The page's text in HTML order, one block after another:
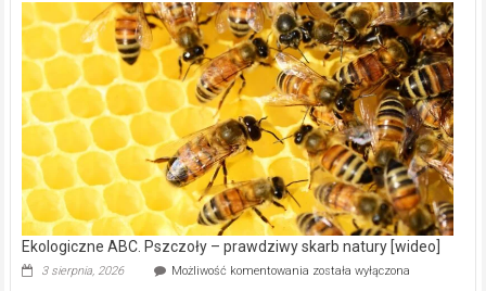
Wręczyca
Wielka
z
dofinansowaniem
ponad
15,6
mln
na
modernizację
oczyszczalni
ścieków
[wideo]
Ekologiczne ABC. Pszczoły – prawdziwy skarb natury [wideo]
3 sierpnia, 2026 Możliwość komentowania Ekologiczne
została wyłączona